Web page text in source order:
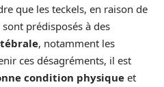
que les teckels, en raison de
prédisposés à des
, notamment les
ces désagréments, il est
condition physique et